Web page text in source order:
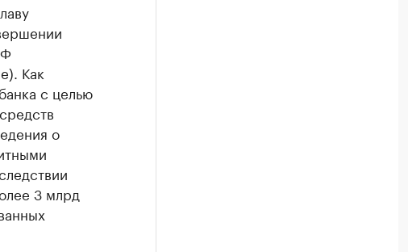
Как
с целью
о
3 млрд